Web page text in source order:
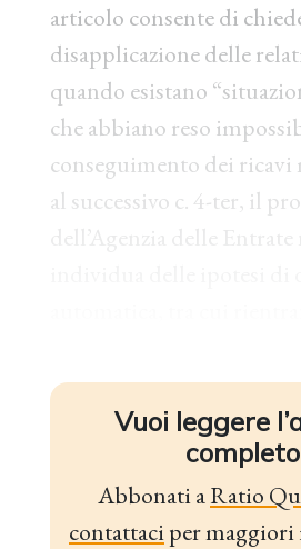
articolo consente di
disapplicazione delle
quando esistano
che abbiano reso
conseguimento dei
al successivo c. 4-ter, il
Vuoi leggere
Abbonati aRatio
contattaciper